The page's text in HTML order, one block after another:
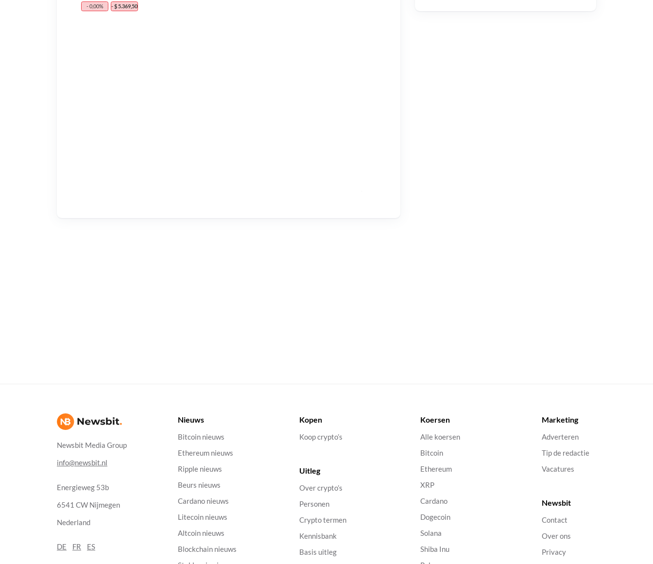
- 0,00% - $ 5.369,50
Newsbit Media Group
info@newsbit.nl
Energieweg 53b
6541 CW Nijmegen
Nederland
DE FR ES
Nieuws
Bitcoin nieuws
Ethereum nieuws
Ripple nieuws
Beurs nieuws
Cardano nieuws
Litecoin nieuws
Altcoin nieuws
Blockchain nieuws
Kopen
Koop crypto’s
Uitleg
Over crypto’s
Personen
Crypto termen
Kennisbank
Basis uitleg
Koersen
Alle koersen
Bitcoin
Ethereum
XRP
Cardano
Dogecoin
Solana
Shiba Inu
Marketing
Adverteren
Tip de redactie
Vacatures
Newsbit
Contact
Over ons
Privacy